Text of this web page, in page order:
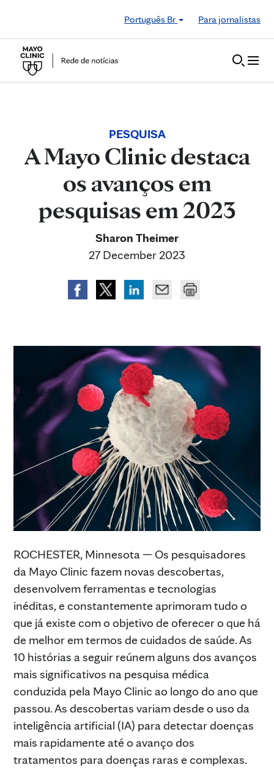
Português Br
Para jornalistas
PESQUISA
A Mayo Clinic destaca
os avanços em
pesquisas em 2023
Sharon Theimer
27 December 2023
ROCHESTER, Minnesota — Os pesquisadores
da Mayo Clinic fazem novas descobertas,
desenvolvem ferramentas e tecnologias
inéditas, e constantemente aprimoram tudo o
que já existe com o objetivo de oferecer o que há
de melhor em termos de cuidados de saúde. As
10 histórias a seguir reúnem alguns dos avanços
mais significativos na pesquisa médica
conduzida pela Mayo Clinic ao longo do ano que
passou. As descobertas variam desde o uso da
inteligência artificial (IA) para detectar doenças
mais rapidamente até o avanço dos
tratamentos para doenças raras e complexas.